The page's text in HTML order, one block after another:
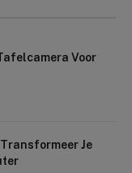
Voor
Je